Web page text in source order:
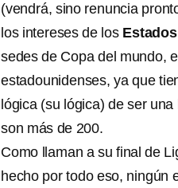
(vendrá, sino renuncia
los intereses de los
sedes de Copa del mundo,
estadounidenses, ya que
lógica (su lógica) de ser
son más de 200.
Como llaman a su final de
hecho por todo eso, ningún